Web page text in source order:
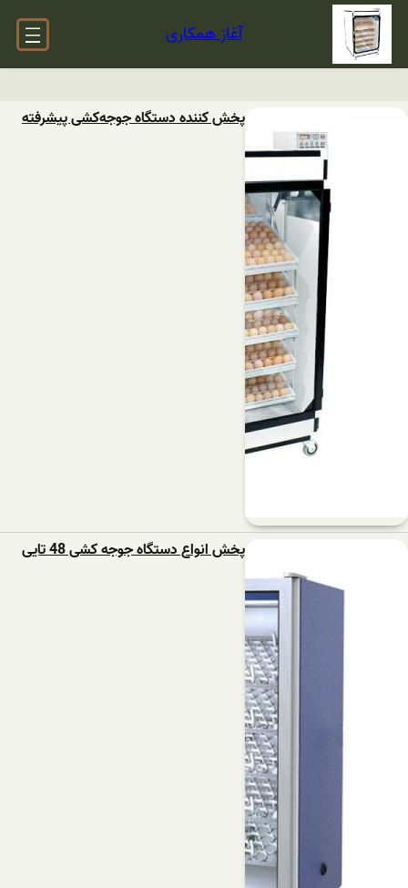
آغاز همکاری
پخش کننده دستگاه ‌جوجه‌کشی‌ پیشرفته
پخش انواع دستگاه جوجه کشی 48 تایی